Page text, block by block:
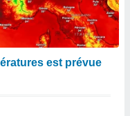
est prévue